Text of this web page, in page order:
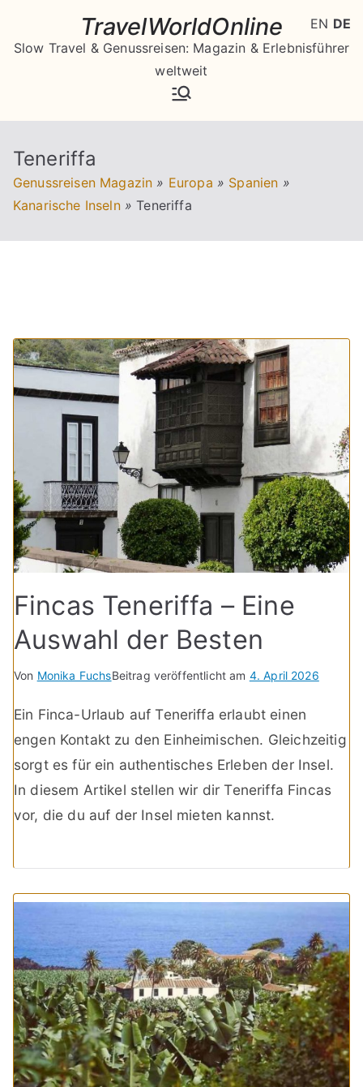
springen
TravelWorldOnline
Slow Travel & Genussreisen: Magazin & Erlebnisführer
weltweit
Teneriffa
Genussreisen Magazin » Europa » Spanien »
Kanarische Inseln » Teneriffa
Fincas Teneriffa – Eine
Auswahl der Besten
Von Monika FuchsBeitrag veröffentlicht am 4. April 2026
Ein Finca-Urlaub auf Teneriffa erlaubt einen
engen Kontakt zu den Einheimischen. Gleichzeitig
sorgt es für ein authentisches Erleben der Insel.
In diesem Artikel stellen wir dir Teneriffa Fincas
vor, die du auf der Insel mieten kannst.
EN DE